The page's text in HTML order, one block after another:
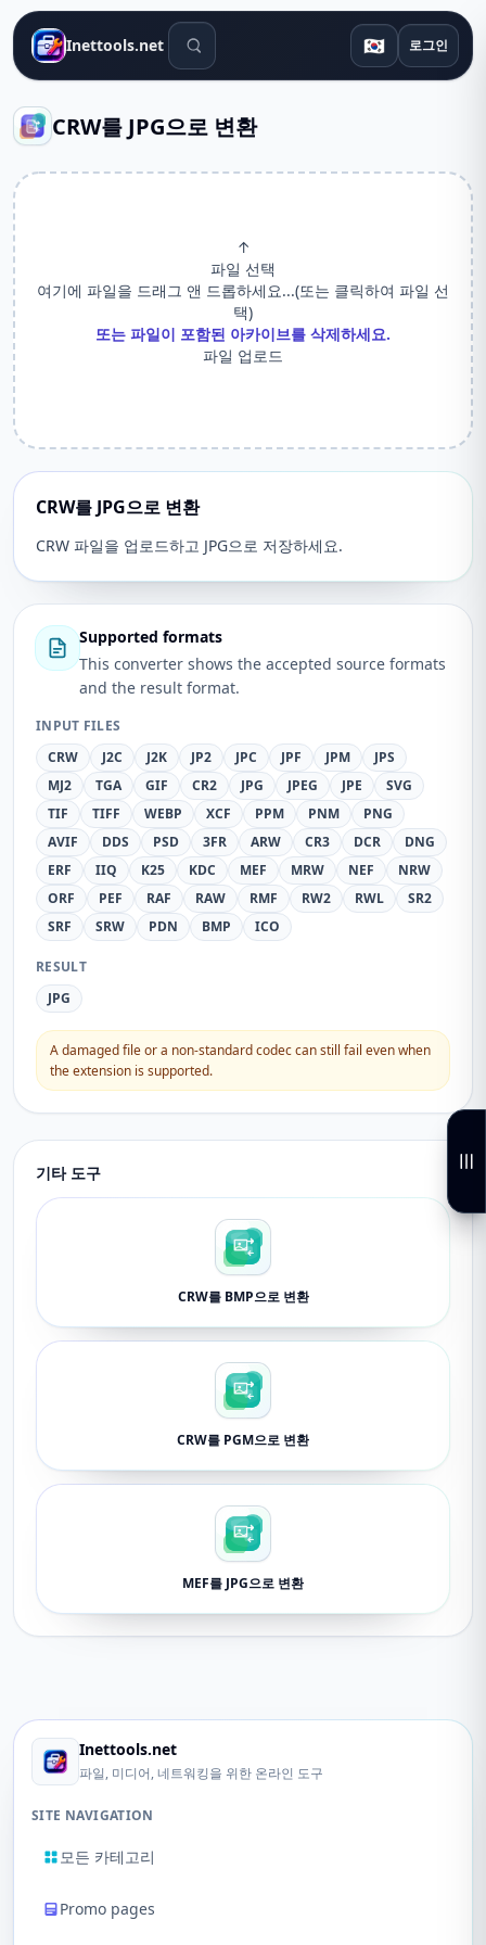
Inettools.net 검색 도구 🇰🇷 로그인
CRW를 JPG으로 변환
↑
파일 선택
여기에 파일을 드래그 앤 드롭하세요...(또는 클릭하여 파일 선
택)
또는 파일이 포함된 아카이브를 삭제하세요.
파일 업로드
CRW를 JPG으로 변환
CRW 파일을 업로드하고 JPG으로 저장하세요.
Supported formats
This converter shows the accepted source formats
and the result format.
INPUT FILES
CRW
J2C J2K JP2 JPC JPF JPM
JPS
MJ2
TGA GIF CR2 JPG JPEG JPE
SVG
TIF
TIFF WEBP XCF PPM PNM
PNG
AVIF
DDS PSD 3FR ARW CR3 DCR
DNG
ERF
IIQ K25 KDC MEF MRW NEF
NRW
ORF
PEF RAF RAW RMF RW2 RWL
SR2
SRF
SRW PDN BMP ICO
RESULT
JPG
A damaged file or a non-standard codec can still fail even when
the extension is supported.
기타 도구
CRW를 BMP으로 변환
CRW를 PGM으로 변환
MEF를 JPG으로 변환
Inettools.net
파일, 미디어, 네트워킹을 위한 온라인 도구
SITE NAVIGATION
모든 카테고리
Promo pages